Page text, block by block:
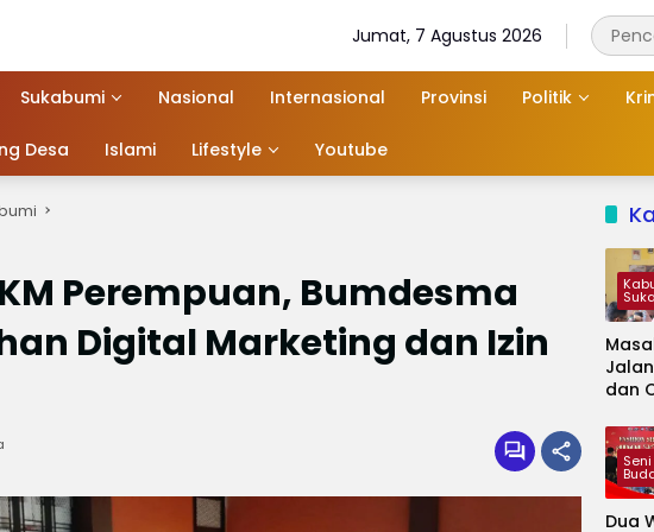
Jumat, 7 Agustus 2026
Sukabumi Nasional Internasional Provinsi Politik
Desa Islami Lifestyle Youtube
Perempuan, Bumdesma
Digital Marketing dan Izin
dan
Jadi
Dua